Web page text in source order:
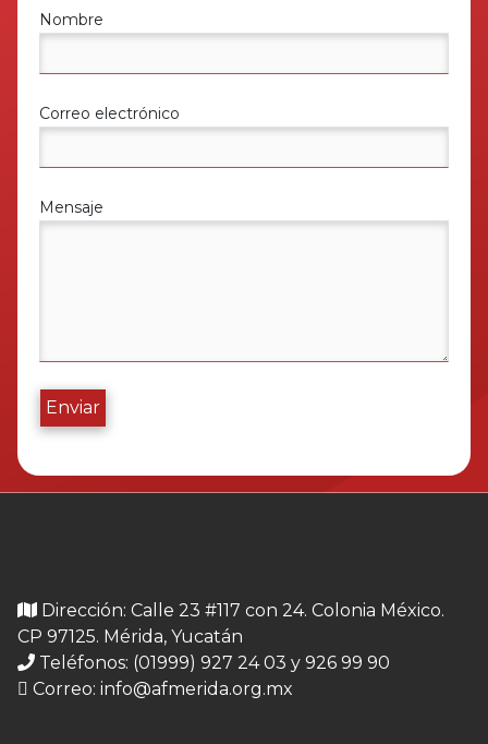
Nombre
Correo electrónico
Mensaje
Enviar
Dirección: Calle 23 #117 con 24. Colonia México.
CP 97125. Mérida, Yucatán
Teléfonos: (01999) 927 24 03 y 926 99 90
Correo: info@afmerida.org.mx